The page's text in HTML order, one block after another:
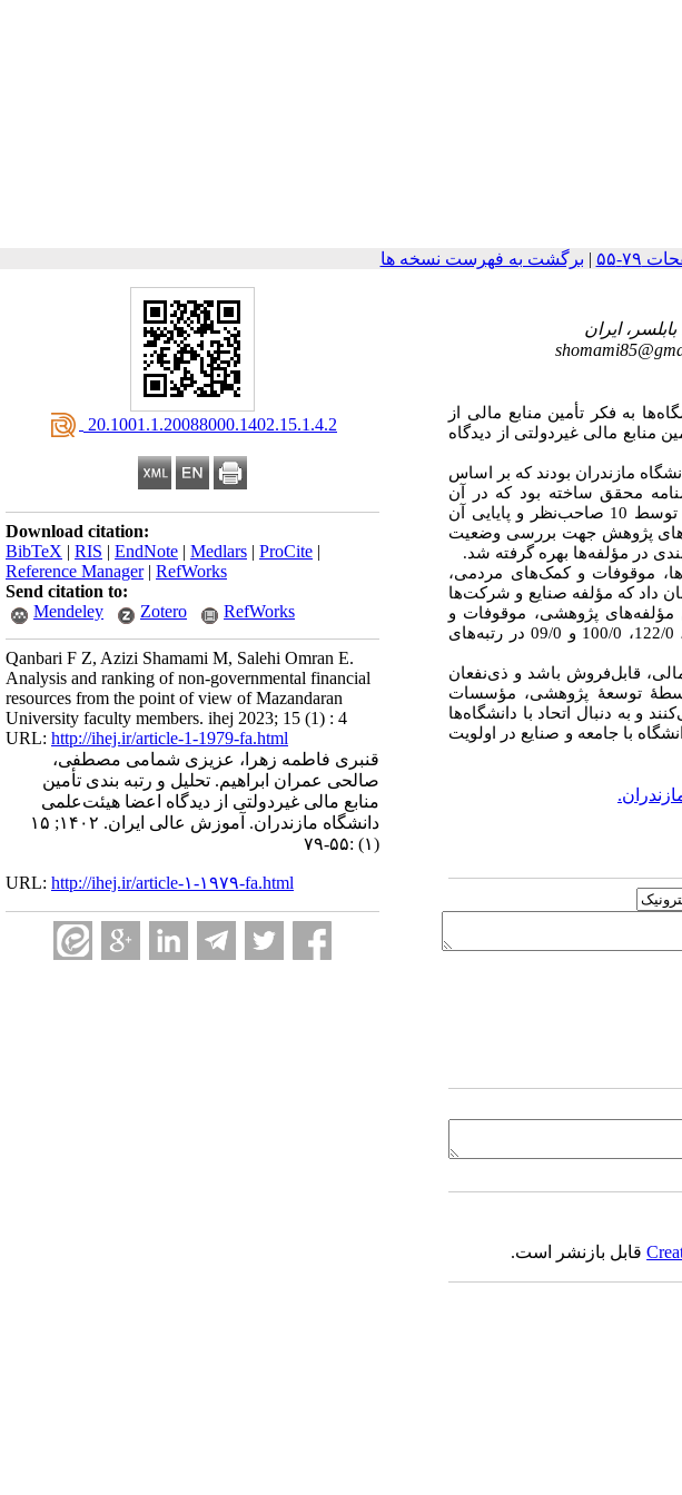
| برگشت به فهرست نسخه ها
‎ 20.1001.1.20088000.1402.15.1.4.2
Download citation:
BibTeX | RIS | EndNote | Medlars | ProCite |
Reference Manager| RefWorks
Send citation to:
Mendeley
Zotero RefWorks
Qanbari F Z, Azizi Shamami M, Salehi Omran E.
Analysis and ranking of non-governmental financial
resources from the point of view of Mazandaran
University faculty members. ihej 2023; 15 (1) : 4
URL: http://ihej.ir/article-1-1979-fa.html
قنبری فاطمه زهرا، عزیزی شمامی مصطفی،
صالحی عمران ابراهیم. تحلیل و رتبه‌ بندی تأمین
منابع مالی غیردولتی از دیدگاه اعضا هیئت‌علمی
دانشگاه مازندران. آموزش عالی ایران. ۱۴۰۲; ۱۵
(۱) :۵۵-۷۹
URL: http://ihej.ir/article-۱-۱۹۷۹-fa.html
به فکر تأمین منابع مالی از
منابع مالی غیردولتی از دیدگاه
مازندران بودند که بر اساس
محقق ساخته بود که در آن
مؤلفه‌های تأمین منابع مالی غیردولتی کارآمد شناسایی و در مجموع 29 گویه طراحی شد. روایی محتوایی پرسشنامه توسط 10 صاحب‌نظر و پایایی آن
پژوهش جهت بررسی وضعیت
در مؤلفه‌ها بهره گرفته شد.
موقوفات و کمک‌های مردمی،
داد که مؤلفه صنایع و شرکت‌ها
مؤلفه‌های پژوهشی، موقوفات و
کمک‌های مردمی، آموزشی، عمرانی، بازار پول و سرمایه و تسهیلات بانکی به ترتیب با وزن‌های 193/0، 156/0، 139/0، 122/0، 100/0 و 09/0 در رتبه‌های
قابل‌فروش باشد و ذی‌نفعان
توسعۀ پژوهشی، مؤسسات
و به دنبال اتحاد با دانشگاه‌ها
با جامعه و صنایع در اولویت
قابل بازنشر است.